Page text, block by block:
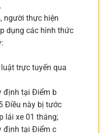
người thực hiện
dụng các hình thức
trực tuyến qua
định tại Điểm b
Điều này bị tước
lái xe 01 tháng;
định tại Điểm c